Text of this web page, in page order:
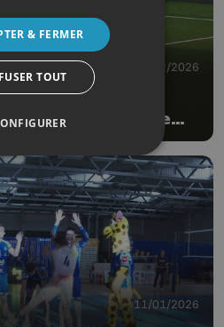
01/02/2026
remporte le
sur la pelouse de
11/01/2026
& FERMER
TOUT